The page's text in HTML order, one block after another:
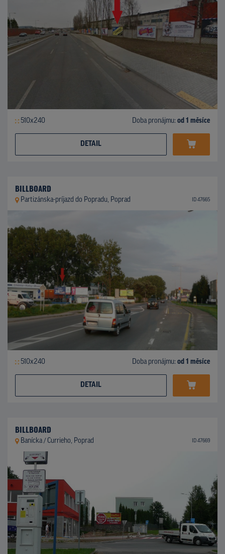
510x240 Doba pronájmu: od 1 měsíce
DETAIL
BILLBOARD
Partizánska-príjazd do Popradu, Poprad ID 47665
510x240 Doba pronájmu: od 1 měsíce
DETAIL
BILLBOARD
Banícka / Currieho, Poprad ID 47669